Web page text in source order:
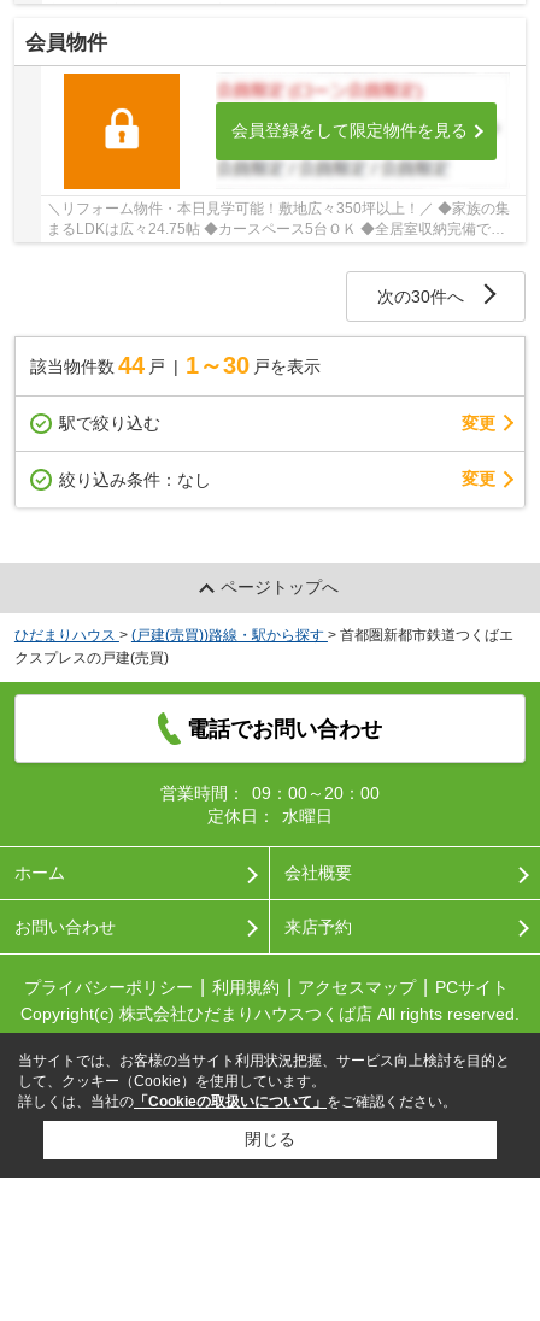
良好！ ◆家計に優しく経済的な都市ガス ◆太陽光...
会員物件
会員登録をして限定物件を見る
＼リフォーム物件・本日見学可能！敷地広々350坪以上！／ ◆家族の集
まるLDKは広々24.75帖 ◆カースペース5台ＯＫ ◆全居室収納完備で住
次の30件へ
該当物件数 44 戸 1～30 戸を表示
駅で絞り込む 変更
絞り込み条件： なし 変更
ページトップへ
ひだまりハウス > (戸建(売買))路線・駅から探す > 首都圏新都市鉄道つくばエ
クスプレスの戸建(売買)
電話でお問い合わせ
営業時間：
09：00～20：00
定休日：
水曜日
ホーム 会社概要
お問い合わせ 来店予約
プライバシーポリシー 利用規約 アクセスマップ
PCサイト
Copyright(c) 株式会社ひだまりハウスつくば店 All rights reserved.
当サイトでは、お客様の当サイト利用状況把握、サービス向上検討を目的と
して、クッキー（Cookie）を使用しています。
詳しくは、当社の 「Cookieの取扱いについて」 をご確認ください。
閉じる